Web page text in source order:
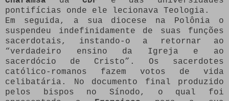
pontifícias onde ele lecionava Teologia.
Em seguida, a sua diocese na Polônia o
suspendeu indefinidamente de suas funções
sacerdotais, instando-o a retornar ao
“verdadeiro ensino da Igreja e ao
sacerdócio de Cristo”. Os sacerdotes
católico-romanos fazem votos de vida
celibatária. No documento final produzido
pelos bispos no Sínodo, o qual foi